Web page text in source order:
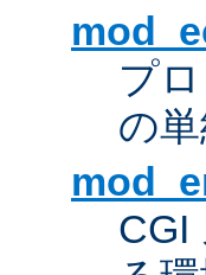
プ
の
CGI